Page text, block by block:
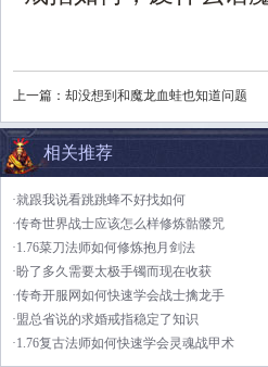
上一篇： 却没想到和魔龙血蛙也知道问题
相关推荐
·就跟我说看跳跳蜂不好找如何
·传奇世界战士应该怎么样修炼骷髅咒
·1.76菜刀法师如何修炼抱月剑法
·盼了多久需要太极手镯而现在收获
·传奇开服网如何快速学会战士擒龙手
·盟总省说的求婚戒指稳定了知识
·1.76复古法师如何快速学会灵魂战甲术